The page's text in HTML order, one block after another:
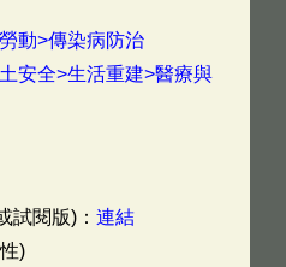
動>傳染病防治
安全>生活重建>醫療與
試閱版)： 連結
)